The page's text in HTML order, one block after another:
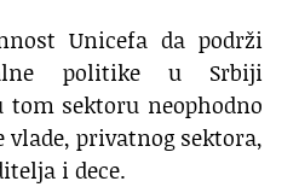
Unicefa da podrži
politike u Srbiji
sektoru neophodno
vlade, privatnog sektora,
i dece.